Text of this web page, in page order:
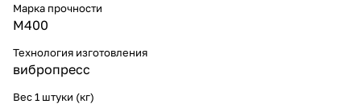
Марка прочности
М400
Технология изготовления
вибропресс
Вес 1 штуки (кг)